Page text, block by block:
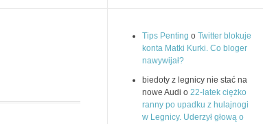
Tips Penting o Twitter blokuje
konta Matki Kurki. Co bloger
nawywijał?
biedoty z legnicy nie stać na
nowe Audi o 22-latek ciężko
ranny po upadku z hulajnogi
w Legnicy. Uderzył głową o